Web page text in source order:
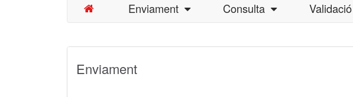
Enviament Consulta Validació
Enviament